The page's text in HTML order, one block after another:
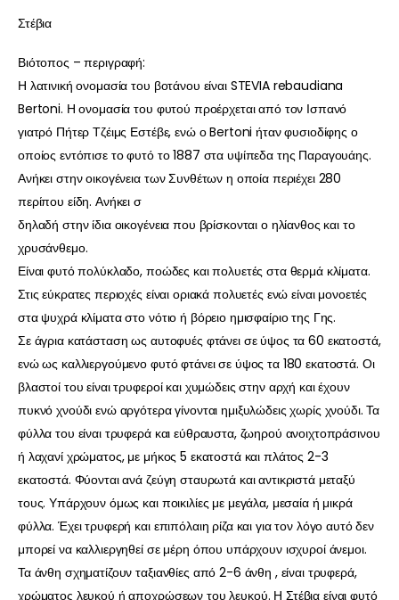
Στέβια
Βιότοπος – περιγραφή:
Η λατινική ονομασία του βοτάνου είναι STEVIA rebaudiana
Bertoni. Η ονομασία του φυτού προέρχεται από τον Ισπανό
γιατρό Πήτερ Τζέιμς Εστέβε, ενώ ο Bertoni ήταν φυσιοδίφης ο
οποίος εντόπισε το φυτό το 1887 στα υψίπεδα της Παραγουάης.
Ανήκει στην οικογένεια των Συνθέτων η οποία περιέχει 280
περίπου είδη. Ανήκει σ
δηλαδή στην ίδια οικογένεια που βρίσκονται ο ηλίανθος και το
χρυσάνθεμο.
Είναι φυτό πολύκλαδο, ποώδες και πολυετές στα θερμά κλίματα.
Στις εύκρατες περιοχές είναι οριακά πολυετές ενώ είναι μονοετές
στα ψυχρά κλίματα στο νότιο ή βόρειο ημισφαίριο της Γης.
Σε άγρια κατάσταση ως αυτοφυές φτάνει σε ύψος τα 60 εκατοστά,
ενώ ως καλλιεργούμενο φυτό φτάνει σε ύψος τα 180 εκατοστά. Οι
βλαστοί του είναι τρυφεροί και χυμώδεις στην αρχή και έχουν
πυκνό χνούδι ενώ αργότερα γίνονται ημιξυλώδεις χωρίς χνούδι. Τα
φύλλα του είναι τρυφερά και εύθραυστα, ζωηρού ανοιχτοπράσινου
ή λαχανί χρώματος, με μήκος 5 εκατοστά και πλάτος 2-3
εκατοστά. Φύονται ανά ζεύγη σταυρωτά και αντικριστά μεταξύ
τους. Υπάρχουν όμως και ποικιλίες με μεγάλα, μεσαία ή μικρά
φύλλα. Έχει τρυφερή και επιπόλαιη ρίζα και για τον λόγο αυτό δεν
μπορεί να καλλιεργηθεί σε μέρη όπου υπάρχουν ισχυροί άνεμοι.
Τα άνθη σχηματίζουν ταξιανθίες από 2-6 άνθη , είναι τρυφερά,
χρώματος λευκού ή αποχρώσεων του λευκού. Η Στέβια είναι φυτό